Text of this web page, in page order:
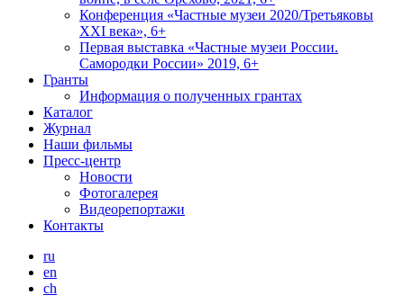
Конференция «Частные музеи 2020/Третьяковы
XXI века», 6+
Первая выставка «Частные музеи России.
Самородки России» 2019, 6+
Гранты
Информация о полученных грантах
Каталог
Журнал
Наши фильмы
Пресс-центр
Новости
Фотогалерея
Видеорепортажи
Контакты
ru
en
ch